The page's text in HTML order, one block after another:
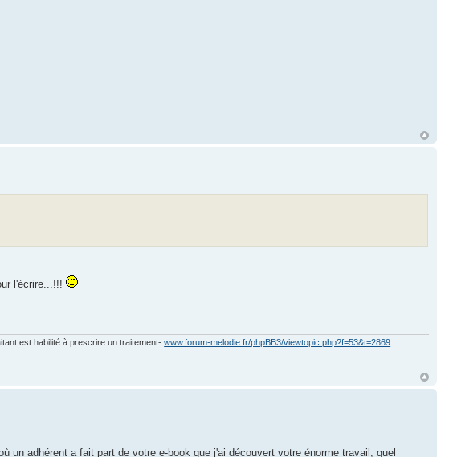
l'écrire...!!!
est habilité à prescrire un traitement-www.forum-melodie.fr/phpBB3/viewtopic.php?f=53&t=2869
adhérent a fait part de votre e-book que j'ai découvert votre énorme travail, quel